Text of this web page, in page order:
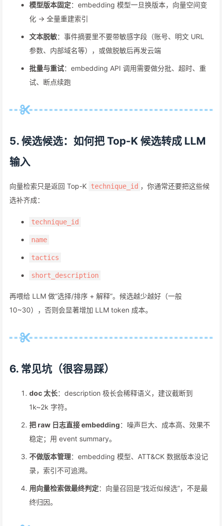
模型版本固定：embedding 模型一旦换版本，向量空间变
化 -> 全量重建索引
文本脱敏：事件摘要里不要带敏感字段（账号、明文 URL
参数、内部域名等），或做脱敏后再发云端
批量与重试：embedding API 调用需要做分批、超时、重
试、断点续跑
5. 候选候选：如何把 Top-K 候选转成 LLM
输入
向量检索只是返回 Top-K technique_id ，你通常还要把这些候
选补齐成：
technique_id
name
tactics
short_description
再喂给 LLM 做“选择/排序 + 解释”。候选越少越好（一般
10~30），否则会显著增加 LLM token 成本。
6. 常见坑（很容易踩）
doc 太长：description 极长会稀释语义，建议截断到
1k~2k 字符。
把 raw 日志直接 embedding：噪声巨大、成本高、效果不
稳定；用 event summary。
不做版本管理：embedding 模型、ATT&CK 数据版本没记
录，索引不可追溯。
用向量检索做最终判定：向量召回是“找近似候选”，不是最
终归因。